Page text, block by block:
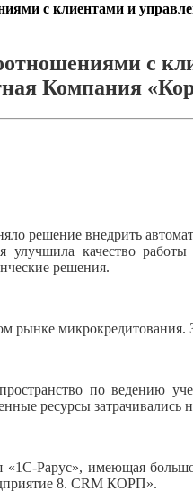
с клиентами и
с
Компания
решение внедрить
качество работы
решения.
рынке
по ведению
ресурсы затрачивались
Рарус», имеющая
8. CRM КОРП».